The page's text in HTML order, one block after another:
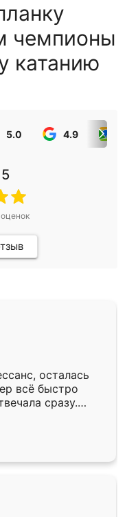
чемпионы
катанию
5.0 4.9
осталась
всё быстро
сразу.
подошёл к
Собрали
даже